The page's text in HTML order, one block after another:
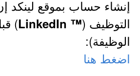
إنشاء حساب بموقع لينكد
التوظيف (™ LinkedIn
)
الوظيفة):
اضغط هنا